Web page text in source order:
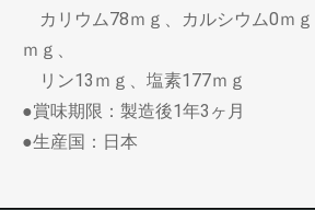
カリウム78ｍｇ、カルシウム0ｍ
ｍｇ、
リン13ｍｇ、塩素177ｍｇ
●賞味期限：製造後1年3ヶ月
●生産国：日本